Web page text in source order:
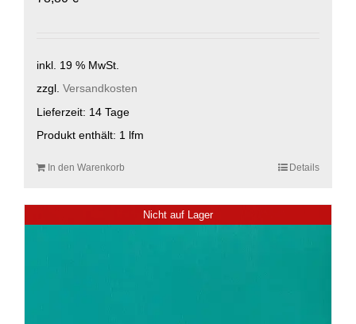
inkl. 19 % MwSt.
zzgl. Versandkosten
Lieferzeit: 14 Tage
Produkt enthält: 1 lfm
In den Warenkorb Details
Nicht auf Lager